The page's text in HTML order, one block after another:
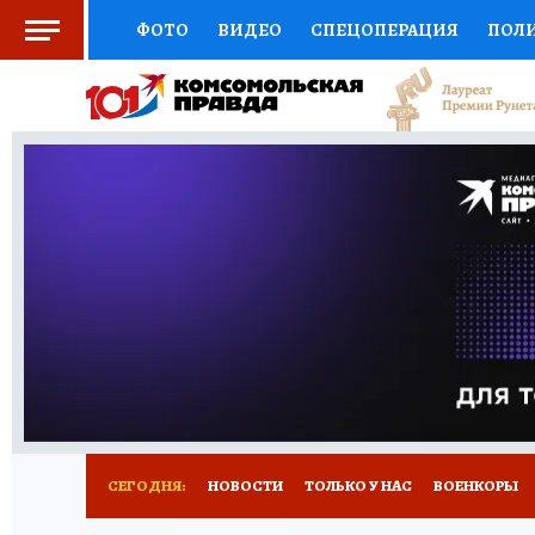
ФОТО ВИДЕО СПЕЦОПЕРАЦИЯ
СОЦПОДДЕРЖКА НАУКА СПОРТ
ВЫБОР ЭКСПЕРТОВ ДОКТОР
ПРОГНОЗЫ НА СПОРТ
НОВОЕ
СЕГОДНЯ: НОВОСТИ ТОЛЬКО У НАС ВОЕНКОРЫ